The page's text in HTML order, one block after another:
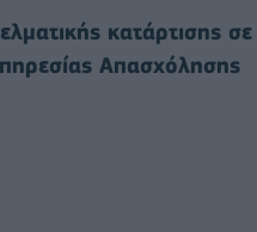
κατάρτισης σε
Απασχόλησης